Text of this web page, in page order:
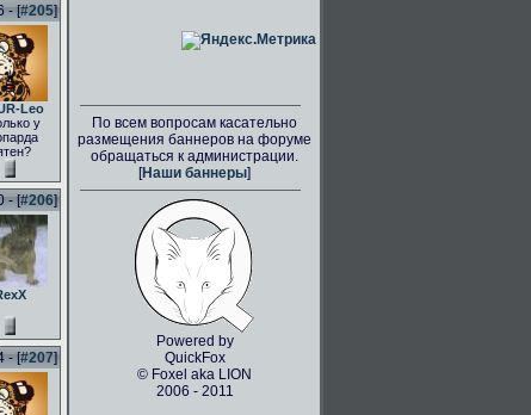
- [#205]
Leo
у
- [#206]
- [#207]
По всем вопросам касательно
размещения баннеров на форуме
обращаться к администрации.
[Наши баннеры]
Powered by
QuickFox
© Foxel aka LION
2006 - 2011